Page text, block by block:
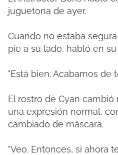
juguetona de ayer.
Cuando no estaba
pie a su lado, habló en su
"Está bien. Acabamos de
El rostro de Cyan
una expresión normal,
cambiado de máscara.
"Veo. Entonces, si ahora